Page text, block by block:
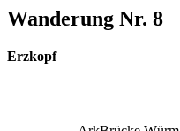
Wanderung Nr. 8
Erzkopf